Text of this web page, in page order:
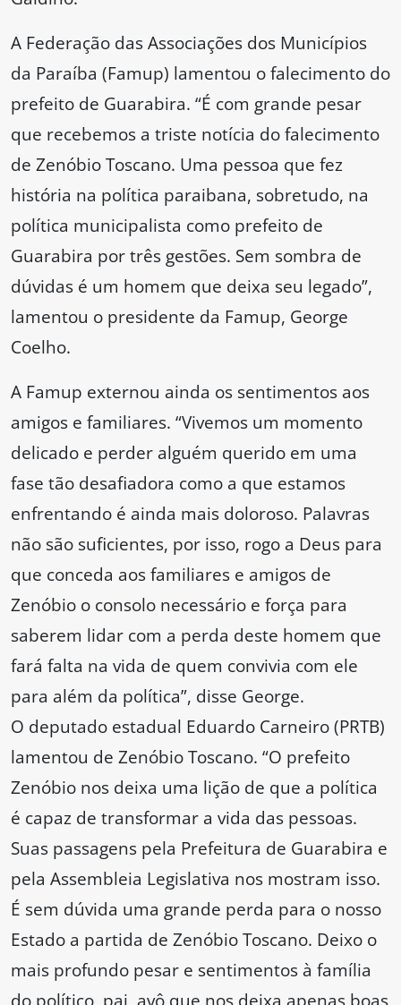
A Federação das Associações dos Municípios
da Paraíba (Famup) lamentou o falecimento do
prefeito de Guarabira. “É com grande pesar
que recebemos a triste notícia do falecimento
de Zenóbio Toscano. Uma pessoa que fez
história na política paraibana, sobretudo, na
política municipalista como prefeito de
Guarabira por três gestões. Sem sombra de
dúvidas é um homem que deixa seu legado”,
lamentou o presidente da Famup, George
Coelho.
A Famup externou ainda os sentimentos aos
amigos e familiares. “Vivemos um momento
delicado e perder alguém querido em uma
fase tão desafiadora como a que estamos
enfrentando é ainda mais doloroso. Palavras
não são suficientes, por isso, rogo a Deus para
que conceda aos familiares e amigos de
Zenóbio o consolo necessário e força para
saberem lidar com a perda deste homem que
fará falta na vida de quem convivia com ele
para além da política”, disse George.
O deputado estadual Eduardo Carneiro (PRTB)
lamentou de Zenóbio Toscano. “O prefeito
Zenóbio nos deixa uma lição de que a política
é capaz de transformar a vida das pessoas.
Suas passagens pela Prefeitura de Guarabira e
pela Assembleia Legislativa nos mostram isso.
É sem dúvida uma grande perda para o nosso
Estado a partida de Zenóbio Toscano. Deixo o
mais profundo pesar e sentimentos à família